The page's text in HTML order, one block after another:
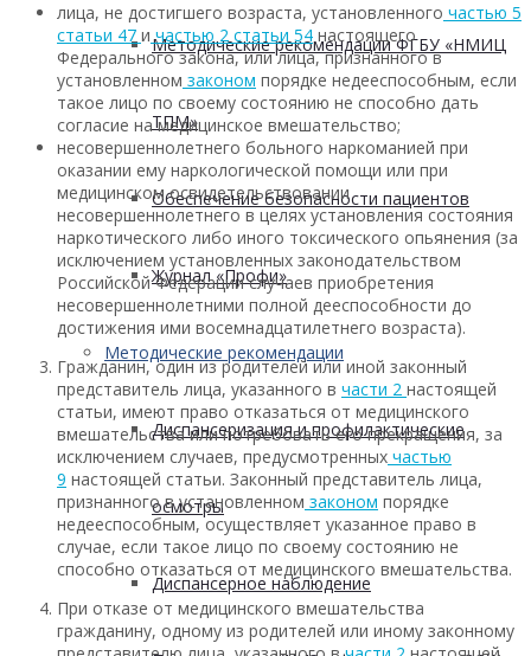
Методические рекомендации ФГБУ «НМИЦ
ТПМ»
Обеспечение безопасности пациентов
Журнал «Профи»
Методические рекомендации
Диспансеризация и профилактические
осмотры
Диспансерное наблюдение
лица, не достигшего возраста, установленного частью 5
статьи 47 ичастью 2 статьи 54 настоящего
Федерального закона, или лица, признанного в
установленном законом порядке недееспособным, если
такое лицо по своему состоянию не способно дать
согласие на медицинское вмешательство;
несовершеннолетнего больного наркоманией при
оказании ему наркологической помощи или при
медицинском освидетельствовании
несовершеннолетнего в целях установления состояния
наркотического либо иного токсического опьянения (за
исключением установленных законодательством
Российской Федерации случаев приобретения
несовершеннолетними полной дееспособности до
достижения ими восемнадцатилетнего возраста).
Гражданин, один из родителей или иной законный
представитель лица, указанного в части 2 настоящей
статьи, имеют право отказаться от медицинского
вмешательства или потребовать его прекращения, за
исключением случаев, предусмотренных частью
9 настоящей статьи. Законный представитель лица,
признанного в установленном законом порядке
недееспособным, осуществляет указанное право в
случае, если такое лицо по своему состоянию не
способно отказаться от медицинского вмешательства.
При отказе от медицинского вмешательства
гражданину, одному из родителей или иному законному